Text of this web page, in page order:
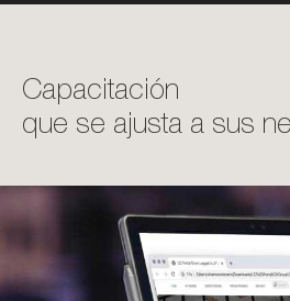
Capacitación
que se ajusta a sus